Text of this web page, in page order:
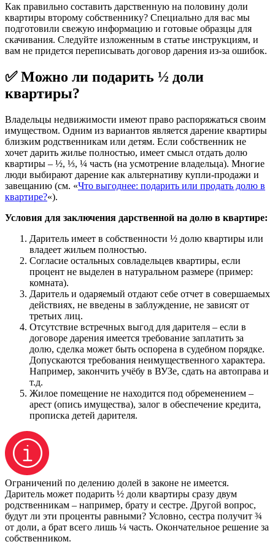
Как правильно составить дарственную на половину доли
квартиры второму собственнику? Специально для вас мы
подготовили свежую информацию и готовые образцы для
скачивания. Следуйте изложенным в статье инструкциям, и
вам не придется переписывать договор дарения из-за ошибок.
✅ Можно ли подарить ½ доли
квартиры?
Владельцы недвижимости имеют право распоряжаться своим
имуществом. Одним из вариантов является дарение квартиры
близким родственникам или детям. Если собственник не
хочет дарить жилье полностью, имеет смысл отдать долю
квартиры – ½, ⅓, ¼ часть (на усмотрение владельца). Многие
люди выбирают дарение как альтернативу купли-продажи и
завещанию (см. «Что выгоднее: подарить или продать долю в
квартире?«).
Условия для заключения дарственной на долю в квартире:
Даритель имеет в собственности ½ долю квартиры или
владеет жильем полностью.
Согласие остальных совладельцев квартиры, если
процент не выделен в натуральном размере (пример:
комната).
Даритель и одаряемый отдают себе отчет в совершаемых
действиях, не введены в заблуждение, не зависят от
третьих лиц.
Отсутствие встречных выгод для дарителя – если в
договоре дарения имеется требование заплатить за
долю, сделка может быть оспорена в судебном порядке.
Допускаются требования неимущественного характера.
Например, закончить учёбу в ВУЗе, сдать на автоправа и
т.д.
Жилое помещение не находится под обременением –
арест (опись имущества), залог в обеспечение кредита,
прописка детей дарителя.
Ограничений по делению долей в законе не имеется.
Даритель может подарить ½ доли квартиры сразу двум
родственникам – например, брату и сестре. Другой вопрос,
будут ли эти проценты равными? Условно, сестра получит ¾
от доли, а брат всего лишь ¼ часть. Окончательное решение за
собственником.